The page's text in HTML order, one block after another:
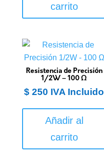
carrito
Resistencia de Precisión
1/2W – 100 Ω
$ 250 IVA Incluido
Añadir al
carrito